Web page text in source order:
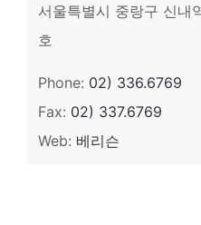
서울특별시 중랑구 신내
호
Phone: 02) 336.6769
Fax: 02) 337.6769
Web: 베리슨